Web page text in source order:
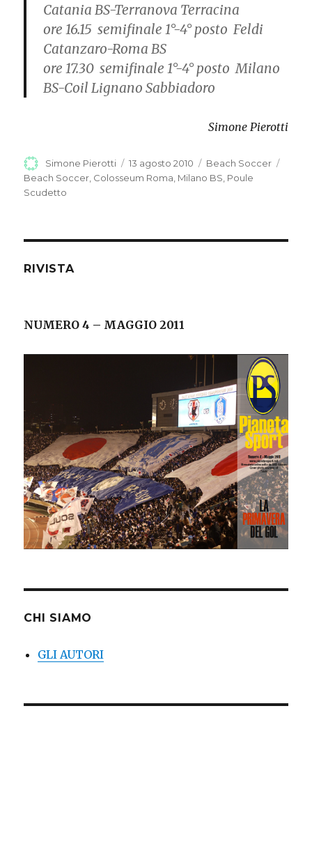
Catania BS-Terranova Terracina
ore 16.15 semifinale 1°-4° posto Feldi
Catanzaro-Roma BS
ore 17.30 semifinale 1°-4° posto Milano
BS-Coil Lignano Sabbiadoro
Simone Pierotti
Autore
Simone Pierotti
Pubblicato
il
13 agosto 2010 Categorie
Beach Soccer
Beach Soccer Colosseum Roma Milano BS Poule
Scudetto
RIVISTA
NUMERO 4 – MAGGIO 2011
CHI SIAMO
GLI AUTORI